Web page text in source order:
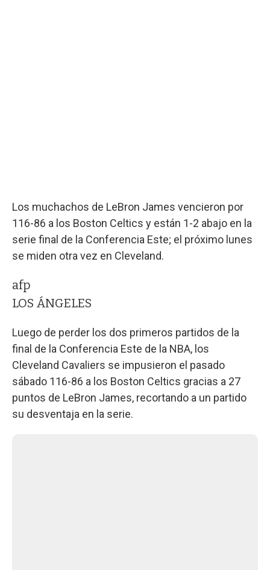
Los muchachos de LeBron James vencieron por
116-86 a los Boston Celtics y están 1-2 abajo en la
serie final de la Conferencia Este; el próximo lunes
se miden otra vez en Cleveland.
afp
LOS ÁNGELES
Luego de perder los dos primeros partidos de la
final de la Conferencia Este de la NBA, los
Cleveland Cavaliers se impusieron el pasado
sábado 116-86 a los Boston Celtics gracias a 27
puntos de LeBron James, recortando a un partido
su desventaja en la serie.